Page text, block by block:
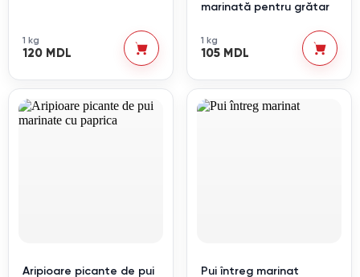
1 kg
120 MDL
marinată pentru grătar
1 kg
105 MDL
Aripioare picante de pui
Pui întreg marinat